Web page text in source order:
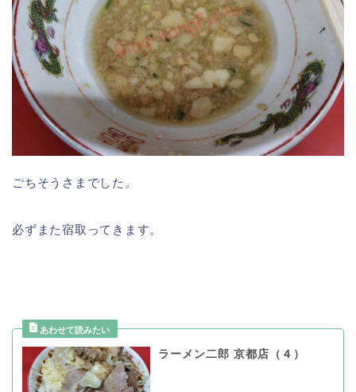
ごちそうさまでした。
必ずまた宿取ってきます。
ラーメン二郎 京都店（４）